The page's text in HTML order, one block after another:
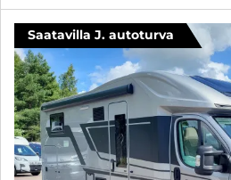
Saatavilla J. autoturva